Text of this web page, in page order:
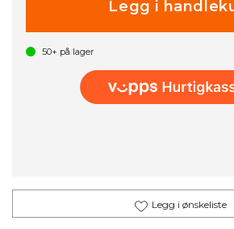
50+ på lager
Legg i ønskeliste